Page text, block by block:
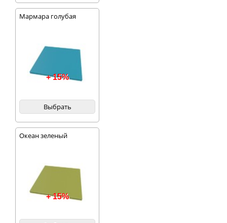
Мармара голубая
+ 15%
Выбрать
Океан зеленый
+ 15%